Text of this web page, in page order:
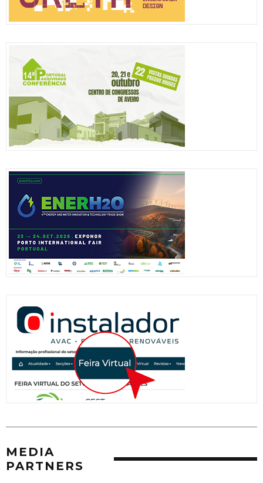
MEDIA
PARTNERS